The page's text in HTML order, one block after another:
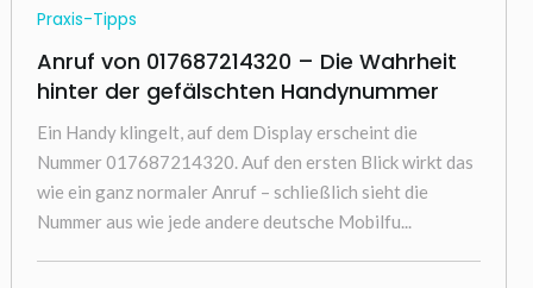
Praxis-Tipps
Anruf von 017687214320 – Die Wahrheit
hinter der gefälschten Handynummer
Ein Handy klingelt, auf dem Display erscheint die
Nummer 017687214320. Auf den ersten Blick wirkt das
wie ein ganz normaler Anruf – schließlich sieht die
Nummer aus wie jede andere deutsche Mobilfu...